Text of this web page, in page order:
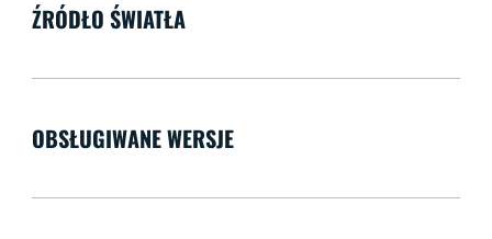
ŹRÓDŁO ŚWIATŁA
OBSŁUGIWANE WERSJE